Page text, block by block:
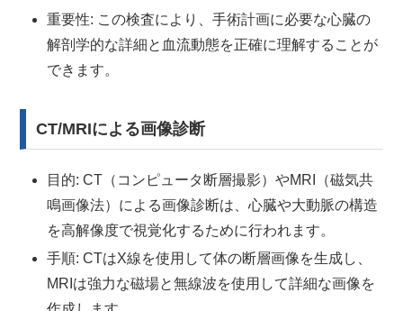
重要性: この検査により、手術計画に必要な心臓の
解剖学的な詳細と血流動態を正確に理解することが
できます。
CT/MRIによる画像診断
目的: CT（コンピュータ断層撮影）やMRI（磁気共
鳴画像法）による画像診断は、心臓や大動脈の構造
を高解像度で視覚化するために行われます。
手順: CTはX線を使用して体の断層画像を生成し、
MRIは強力な磁場と無線波を使用して詳細な画像を